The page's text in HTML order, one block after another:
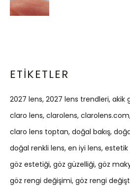
ETIKETLER
2027 lens 2027 lens trendleri akik
claro lens clarolens clarolens.com
claro lens toptan doğal bakış
doğal renkli lens en iyi lens estetik
göz estetiği göz güzelliği göz
göz rengi değişimi göz rengi